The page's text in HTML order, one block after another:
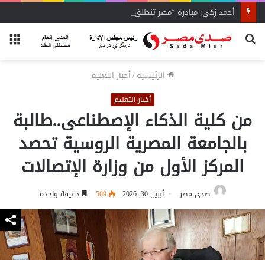
أحمد زكي: مبادرة “مصر تنطلق بالتصدير”
بحث
الرئيسية/أخبار التعليم
أخبار التعليم
من كلية الذكاء الإصطناعى..طالبة
بالجامعة المصرية الروسية تحصد
المركز الأول من وزارة الإتصالات
صدى مصر أبريل 30, 2026 569 دقيقة واحدة